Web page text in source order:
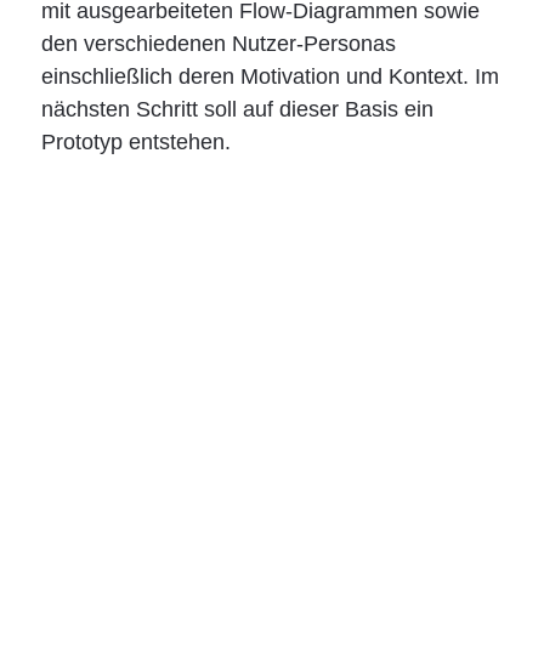
mit ausgearbeiteten Flow-Diagrammen sowie
den verschiedenen Nutzer-Personas
einschließlich deren Motivation und Kontext. Im
nächsten Schritt soll auf dieser Basis ein
Prototyp entstehen.